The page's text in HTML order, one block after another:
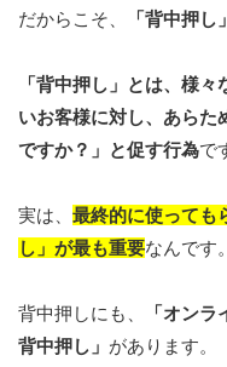
だからこそ、 「背中押し」
「背中押し」とは、様
いお客様に対し、あらた
ですか？」と促す行為で
実は、 最終的に使っても
し」が最も重要なんです。
背中押しにも、 「オンラ
背中押し」 があります。